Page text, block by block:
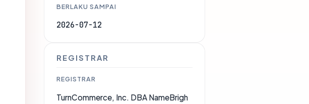
BERLAKU SAMPAI
2026-07-12
REGISTRAR
REGISTRAR
TurnCommerce, Inc. DBA NameBrigh